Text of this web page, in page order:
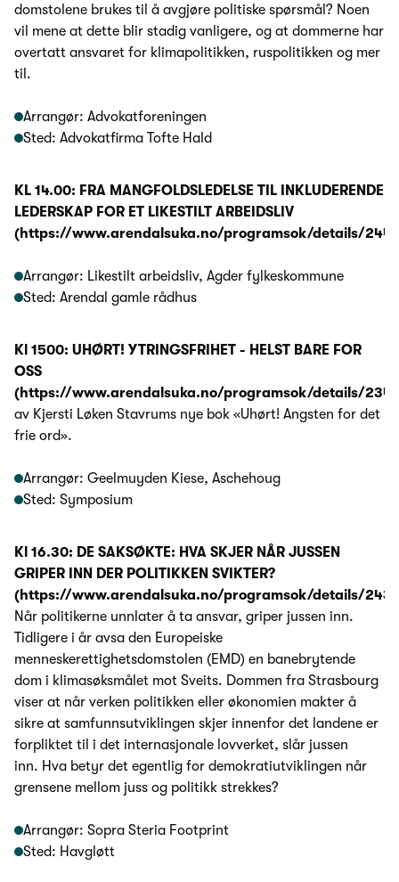
domstolene brukes til å avgjøre politiske spørsmål? Noen
vil mene at dette blir stadig vanligere, og at dommerne har
overtatt ansvaret for klimapolitikken, ruspolitikken og mer
til.
Arrangør: Advokatforeningen
Sted: Advokatfirma Tofte Hald
KL 14.00: FRA MANGFOLDSLEDELSE TIL INKLUDERENDE
LEDERSKAP FOR ET LIKESTILT ARBEIDSLIV
(https://www.arendalsuka.no/programsok/details/
Arrangør: Likestilt arbeidsliv, Agder fylkeskommune
Sted: Arendal gamle rådhus
Kl 1500: UHØRT! YTRINGSFRIHET - HELST BARE FOR
OSS
(https://www.arendalsuka.no/programsok/details/
av Kjersti Løken Stavrums nye bok «Uhørt! Angsten for det
frie ord».
Arrangør: Geelmuyden Kiese, Aschehoug
Sted: Symposium
Kl 16.30: DE SAKSØKTE: HVA SKJER NÅR JUSSEN
GRIPER INN DER POLITIKKEN SVIKTER?
(https://www.arendalsuka.no/programsok/details/
Når politikerne unnlater å ta ansvar, griper jussen inn.
Tidligere i år avsa den Europeiske
menneskerettighetsdomstolen (EMD) en banebrytende
dom i klimasøksmålet mot Sveits. Dommen fra Strasbourg
viser at når verken politikken eller økonomien makter å
sikre at samfunnsutviklingen skjer innenfor det landene er
forpliktet til i det internasjonale lovverket, slår jussen
inn. Hva betyr det egentlig for demokratiutviklingen når
grensene mellom juss og politikk strekkes?
Arrangør: Sopra Steria Footprint
Sted: Havgløtt